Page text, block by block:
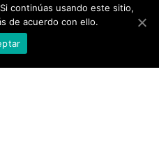
CLIENTE
continúas usando este sitio,
de acuerdo con ello.